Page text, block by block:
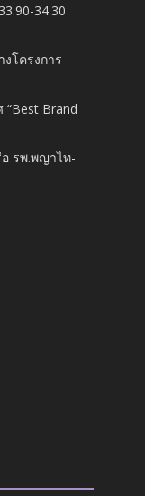
34.30
โครงการ
Brand
รพ.พญาไท-